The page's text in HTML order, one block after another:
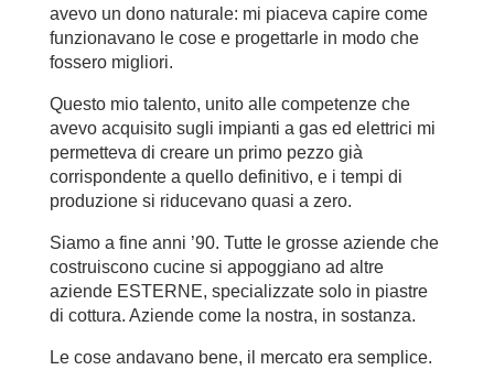
avevo un dono naturale: mi piaceva capire come
funzionavano le cose e progettarle in modo che
fossero migliori.
Questo mio talento, unito alle competenze che
avevo acquisito sugli impianti a gas ed elettrici mi
permetteva di creare un primo pezzo già
corrispondente a quello definitivo, e i tempi di
produzione si riducevano quasi a zero.
Siamo a fine anni ’90. Tutte le grosse aziende che
costruiscono cucine si appoggiano ad altre
aziende ESTERNE, specializzate solo in piastre
di cottura. Aziende come la nostra, in sostanza.
Le cose andavano bene, il mercato era semplice.